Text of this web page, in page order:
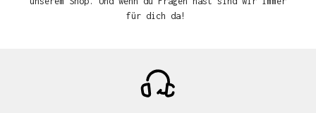
für dich da!